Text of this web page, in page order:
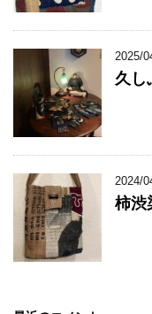
2025/
久し
2024/
柿渋